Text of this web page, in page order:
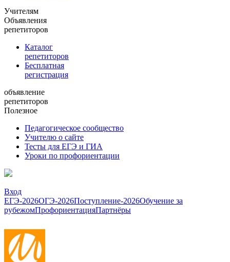
Учителям
Объявления
репетиторов
Каталог
репетиторов
Бесплатная
регистрация
объявление
репетиторов
Полезное
Педагогическое сообщество
Учителю о сайте
Тесты для ЕГЭ и ГИА
Уроки по профориентации
Вход
ЕГЭ-2026ОГЭ-2026Поступление-2026Обучение за
рубежомПрофориентацияПартнёры